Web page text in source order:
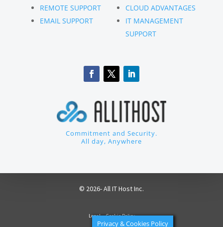
REMOTE SUPPORT
EMAIL SUPPORT
CLOUD ADVANTAGES
IT MANAGEMENT
SUPPORT
Commitment and Security.
All day, Anywhere
© 2026- All IT Host Inc.
Legal-Cookie Policy
Privacy & Cookies Policy